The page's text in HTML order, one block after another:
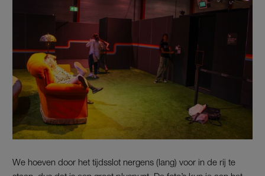
We hoeven door het tijdsslot nergens (lang) voor in de rij te